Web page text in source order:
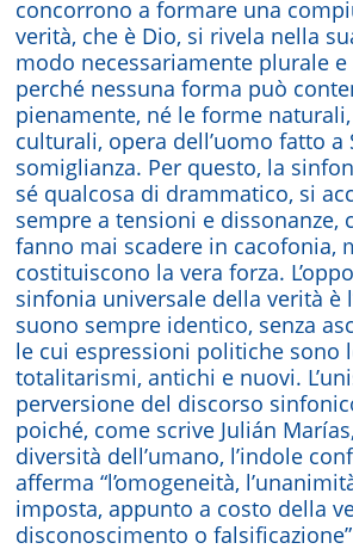
concorrono a formare una
verità, che è Dio, si rivela nella
modo necessariamente plurale
perché nessuna forma può
pienamente, né le forme
culturali, opera dell’uomo fatto a
somiglianza. Per questo, la
sé qualcosa di drammatico, si
sempre a tensioni e dissonanze,
fanno mai scadere in cacofonia,
costituiscono la vera forza.
sinfonia universale della verità è
suono sempre identico, senza
le cui espressioni politiche sono
totalitarismi, antichi e nuovi.
perversione del discorso
poiché, come scrive Julián
diversità dell’umano, l’indole
afferma “l’omogeneità,
imposta, appunto a costo della
disconoscimento o